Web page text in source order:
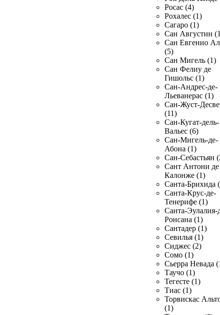
Росас (4)
Рохалес (1)
Сагаро (1)
Сан Августин
Сан Евгенио
(5)
Сан Мигель (1)
Сан Фелиу де
Гишольс (1)
Сан-Андрес-де-
Льеванерас (1)
Сан-Жуст-
(11)
Сан-Кугат-дель-
Вальес (6)
Сан-Мигель-де-
Абона (1)
Сан-Себастьян
Сант Антони де
Калонже (1)
Санта-Брихида
Санта-Крус-де-
Тенерифе (1)
Санта-Эулалия-
Ронсана (1)
Сантадер (1)
Севилья (1)
Сиджес (2)
Сомо (1)
Сьерра Невада
Таучо (1)
Тегесте (1)
Тиас (1)
Торвискас
(1)